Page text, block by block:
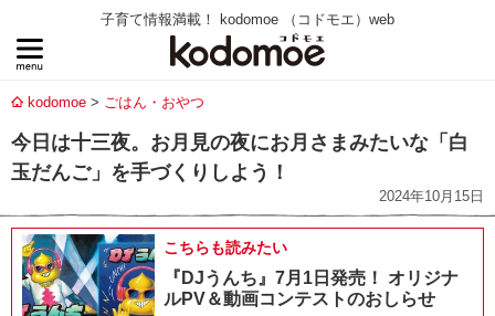
子育て情報満載！ kodomoe （コドモエ）web
kodomoe ごはん・おやつ
今日は十三夜。お月見の夜にお月さまみたいな「白
玉だんご」を手づくりしよう！
2024年10月15日
こちらも読みたい
『DJうんち』7月1日発売！ オリジナ
ルPV＆動画コンテストのおしらせ